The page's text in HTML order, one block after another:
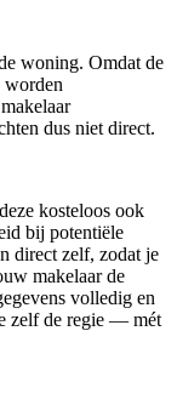
woning. Omdat de
worden
dus niet direct.
kosteloos ook
bij potentiële
direct zelf, zodat je
makelaar de
volledig en
zelf de regie — mét